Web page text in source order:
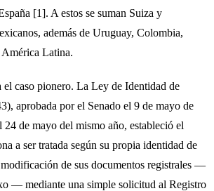
[1]. A estos se suman Suiza y
además de Uruguay, Colombia,
Latina.
el caso pionero. La Ley de Identidad de
aprobada por el Senado el 9 de mayo de
de mayo del mismo año, estableció el
a ser tratada según su propia identidad de
de sus documentos registrales —
— mediante una simple solicitud al Registro